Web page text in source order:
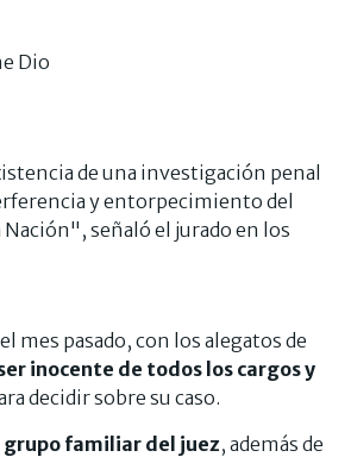
de una investigación penal
y entorpecimiento del
señaló el jurado en los
mes pasado, con los alegatos de
inocente de todos los cargos y
decidir sobre su caso.
familiar del juez, además de